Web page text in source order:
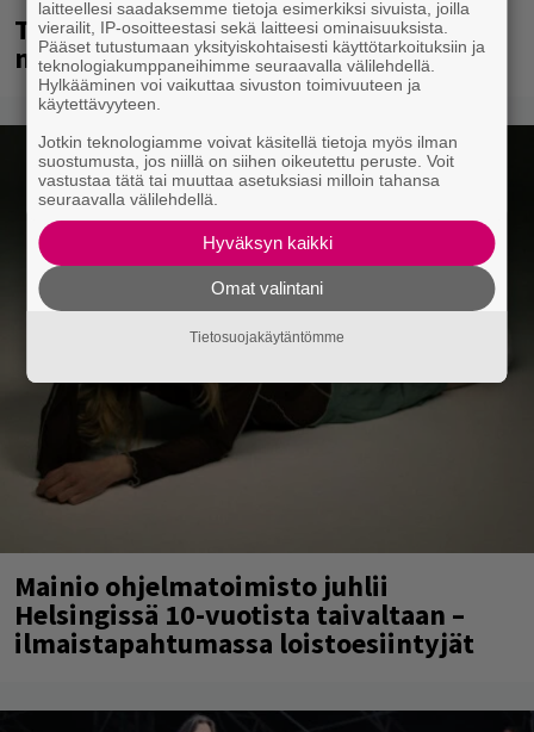
Tampereella sunnuntaina superpäivä –
nämä artistit mukana
Mainio ohjelmatoimisto juhlii
Helsingissä 10-vuotista taivaltaan –
ilmaistapahtumassa loistoesiintyjät
laitteellesi saadaksemme tietoja esimerkiksi sivuista, joilla
vierailit, IP-osoitteestasi sekä laitteesi ominaisuuksista.
Pääset tutustumaan yksityiskohtaisesti käyttötarkoituksiin ja
teknologiakumppaneihimme seuraavalla välilehdellä.
Hylkääminen voi vaikuttaa sivuston toimivuuteen ja
käytettävyyteen.
Jotkin teknologiamme voivat käsitellä tietoja myös ilman
suostumusta, jos niillä on siihen oikeutettu peruste. Voit
vastustaa tätä tai muuttaa asetuksiasi milloin tahansa
seuraavalla välilehdellä.
Hyväksyn kaikki
Omat valintani
Tietosuojakäytäntömme